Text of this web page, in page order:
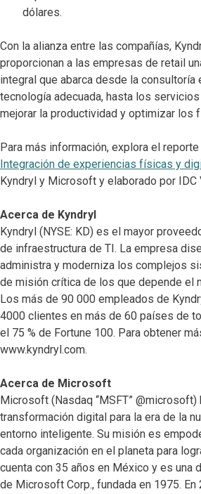
dólares.
Con la alianza entre las compañías,
proporcionan a las empresas de retail
integral que abarca desde la consultoría
tecnología adecuada, hasta los
mejorar la productividad y optimizar los
Para más información, explora el reporte
Integración de experiencias físicas y
Kyndryl y Microsoft y elaborado por IDC
Acerca de Kyndryl
Kyndryl (NYSE: KD) es el mayor
de infraestructura de TI. La empresa
administra y moderniza los complejos
de misión crítica de los que depende el
Los más de 90 000 empleados de
4000 clientes en más de 60 países de
el 75 % de Fortune 100. Para obtener
www.kyndryl.com.
Acerca de Microsoft
Microsoft (Nasdaq “MSFT” @microsoft)
transformación digital para la era de la
entorno inteligente. Su misión es
cada organización en el planeta para
cuenta con 35 años en México y es una
de Microsoft Corp., fundada en 1975. En